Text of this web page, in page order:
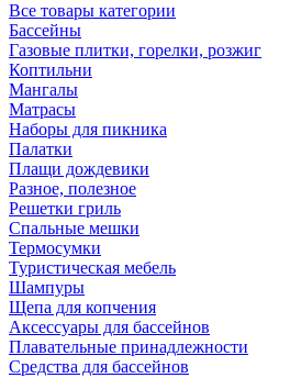
Все товары категории
Бассейны
Газовые плитки, горелки, розжиг
Коптильни
Мангалы
Матрасы
Наборы для пикника
Палатки
Плащи дождевики
Разное, полезное
Решетки гриль
Спальные мешки
Термосумки
Туристическая мебель
Шампуры
Щепа для копчения
Аксессуары для бассейнов
Плавательные принадлежности
Средства для бассейнов